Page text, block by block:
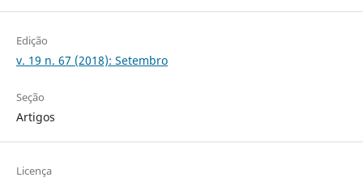
Edição
v. 19 n. 67 (2018): Setembro
Seção
Artigos
Licença